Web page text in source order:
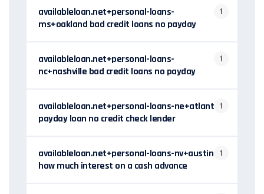
availableloan.net+personal-loans-
ms+oakland bad credit loans no payday
1
availableloan.net+personal-loans-
nc+nashville bad credit loans no payday
1
availableloan.net+personal-loans-ne+atlanta
payday loan no credit check lender
1
availableloan.net+personal-loans-nv+austin
how much interest on a cash advance
1